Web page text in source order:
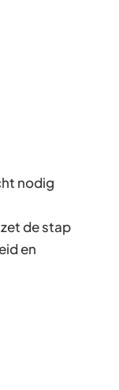
nodig
de stap
en